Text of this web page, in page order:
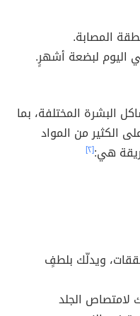
المصابة.
اليوم لبضعة أشهرٍ.
البشرة المختلفة، بما
الكثير من المواد
هي:[٢]
ويدلّك بلطفٍ
الجلد